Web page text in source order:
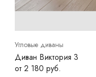
Угловые диваны
Диван Виктория 3
от 2 180 руб.